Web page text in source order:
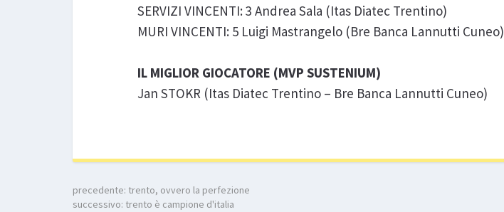
SERVIZI VINCENTI: 3 Andrea Sala (Itas Diatec Trentino)
MURI VINCENTI: 5 Luigi Mastrangelo (Bre Banca Lannutti Cuneo)
IL MIGLIOR GIOCATORE (MVP SUSTENIUM)
Jan STOKR (Itas Diatec Trentino – Bre Banca Lannutti Cuneo)
precedente: trento, ovvero la perfezione
successivo: trento è campione d'italia